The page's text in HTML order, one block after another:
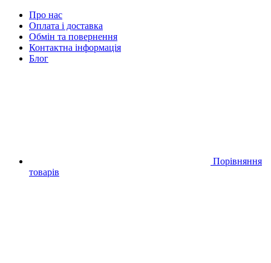
Про нас
Оплата і доставка
Обмін та повернення
Контактна інформація
Блог
Порівняння
товарів